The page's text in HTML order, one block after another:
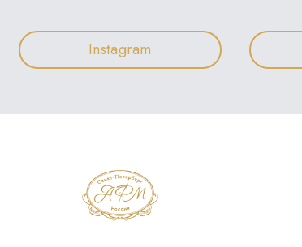
Instagram